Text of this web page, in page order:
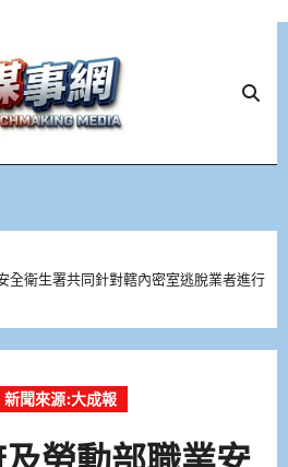
全衛生署共同針對轄內密室逃脫業者進行
新聞來源:大成報